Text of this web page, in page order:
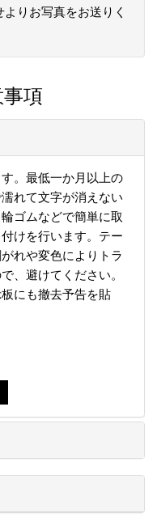
りお写真をお送りく
項
。最低一か月以上の
れて文字が消えない
ゴムなどで簡単に取
けを行います。テー
れや変色によりトラ
、避けてください。
にも撤去予告を貼